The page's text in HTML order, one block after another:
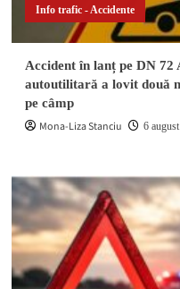
Info trafic - Accidente
Accident în lanț pe DN
autoutilitară a lovit două
pe câmp
Mona-Liza Stanciu 6